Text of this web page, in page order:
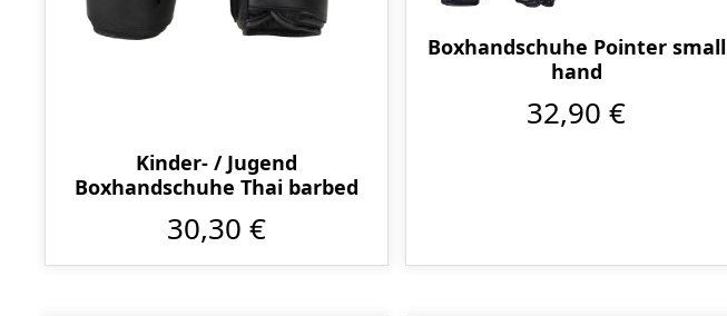
Kinder- / Jugend
Boxhandschuhe Thai barbed
30,30 €
Boxhandschuhe Pointer small
hand
32,90 €